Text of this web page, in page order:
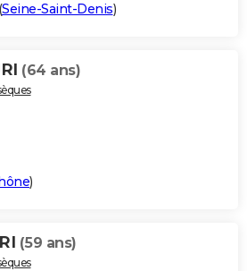
Seine-Saint-Denis)
(64 ans)
)
(59 ans)